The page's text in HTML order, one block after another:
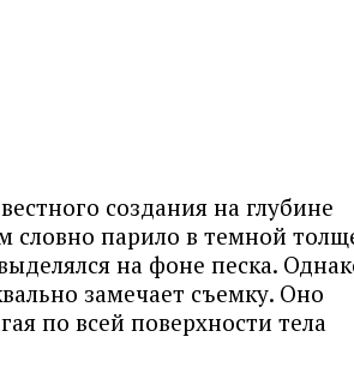
создания на глубине
словно парило в темной
на фоне песка.
замечает съемку. Оно
по всей поверхности тела